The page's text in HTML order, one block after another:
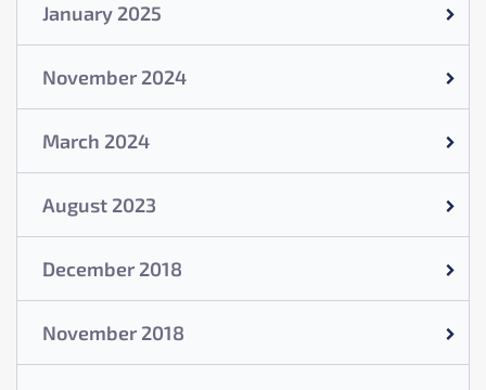
January 2025
November 2024
March 2024
August 2023
December 2018
November 2018